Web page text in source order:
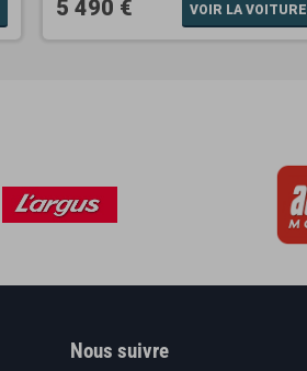
5 490 € VOIR LA VOITURE
Nous suivre